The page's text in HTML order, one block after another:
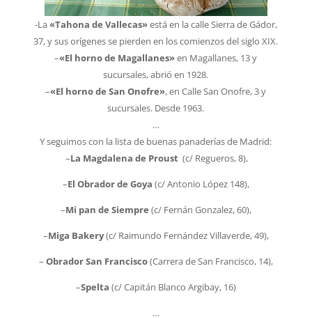
-La«Tahona de Vallecas»está en la calle Sierra de Gádor,
37, y sus orígenes se pierden en los comienzos del siglo XIX.
–«El horno de Magallanes»en Magallanes, 13 y
sucursales, abrió en 1928.
–«El horno de San Onofre», en Calle San Onofre, 3 y
sucursales. Desde 1963.
…
Y seguimos con la lista de buenas panaderías de Madrid:
–La Magdalena de Proust (c/ Regueros, 8),
–El Obrador de Goya (c/ Antonio López 148),
–Mi pan de Siempre (c/ Fernán Gonzalez, 60),
–Miga Bakery(c/ Raimundo Fernández Villaverde, 49),
– Obrador San Francisco(Carrera de San Francisco, 14),
–Spelta (c/ Capitán Blanco Argibay, 16)
…